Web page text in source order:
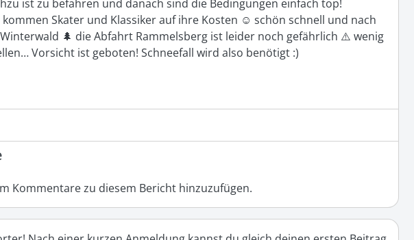
ist zu befahren und danach sind die Bedingungen einfach top!
kommen Skater und Klassiker auf ihre Kosten ☺️ schön schnell und nach
🌲 die Abfahrt Rammelsberg ist leider noch gefährlich ⚠️ wenig
Vorsicht ist geboten! Schneefall wird also benötigt :)
Kommentare zu diesem Bericht hinzuzufügen.